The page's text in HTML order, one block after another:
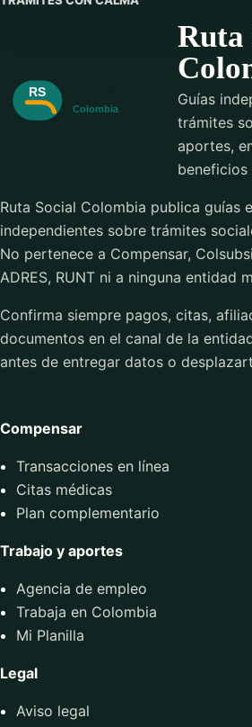
Ruta
Guías
trámites
aportes,
beneficios
Ruta Social Colombia publica guías
independientes sobre trámites
No pertenece a Compensar,
ADRES, RUNT ni a ninguna entidad
Confirma siempre pagos, citas,
documentos en el canal de la
antes de entregar datos o
Compensar
Transacciones en línea
Citas médicas
Plan complementario
Trabajo y aportes
Agencia de empleo
Trabaja en Colombia
Mi Planilla
Legal
Aviso legal